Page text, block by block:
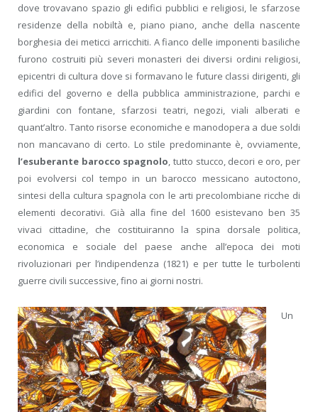
dove trovavano spazio gli edifici pubblici e religiosi, le sfarzose
residenze della nobiltà e, piano piano, anche della nascente
borghesia dei meticci arricchiti. A fianco delle imponenti basiliche
furono costruiti più severi monasteri dei diversi ordini religiosi,
epicentri di cultura dove si formavano le future classi dirigenti, gli
edifici del governo e della pubblica amministrazione, parchi e
giardini con fontane, sfarzosi teatri, negozi, viali alberati e
quant’altro. Tanto risorse economiche e manodopera a due soldi
non mancavano di certo. Lo stile predominante è, ovviamente,
l’esuberante barocco spagnolo, tutto stucco, decori e oro, per
poi evolversi col tempo in un barocco messicano autoctono,
sintesi della cultura spagnola con le arti precolombiane ricche di
elementi decorativi. Già alla fine del 1600 esistevano ben 35
vivaci cittadine, che costituiranno la spina dorsale politica,
economica e sociale del paese anche all’epoca dei moti
rivoluzionari per l’indipendenza (1821) e per tutte le turbolenti
guerre civili successive, fino ai giorni nostri.
Un